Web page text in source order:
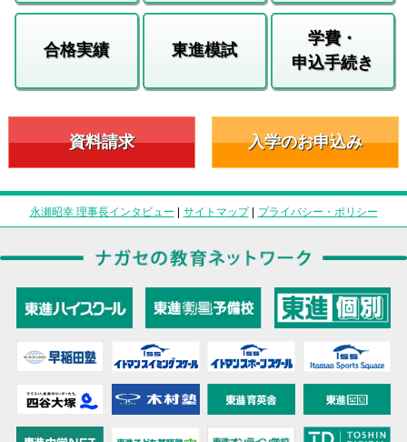
合格実績 東進模試
学費・
申込手続き
資料請求 入学のお申込み
永瀬昭幸 理事長インタビュー | サイトマップ| プライバシー・ポリシー